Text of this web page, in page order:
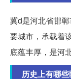
冀d是河北省邯
要城市，承载着
底蕴丰厚，是河
历史上有哪